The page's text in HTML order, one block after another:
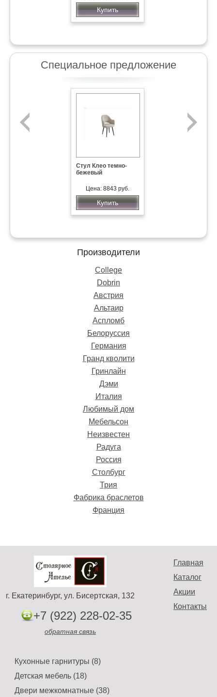
Купить
Цена: по запросу
Купить
мебель из массива
дерева
Цена: по запросу
Купить
Дверная филенка
Специальное предложение
Стул Клео темно-
бежевый
Цена: 8843 руб.
Купить
Стул Оксфорд
теплый серый
Цена: 7268 руб.
Купить
Стул обеденный
Черный B-03
Купить
Производители
College
Dobrin
Австрия
Альтаир
Аспломб
Белоруссия
Германия
Гранд кволити
Гринлайн
Дэми
Италия
Любимый дом
Мебельсон
Неизвестен
Радуга
Россия
Столбург
Трия
Фабрика браслетов
Франция
Главная
Каталог
Акции
Контакты
г. Екатеринбург, ул. Бисертская, 132
+7 (922) 228-02-35
обратная связь
Кухонные гарнитуры (8)
Детская мебель (18)
Двери межкомнатные (38)